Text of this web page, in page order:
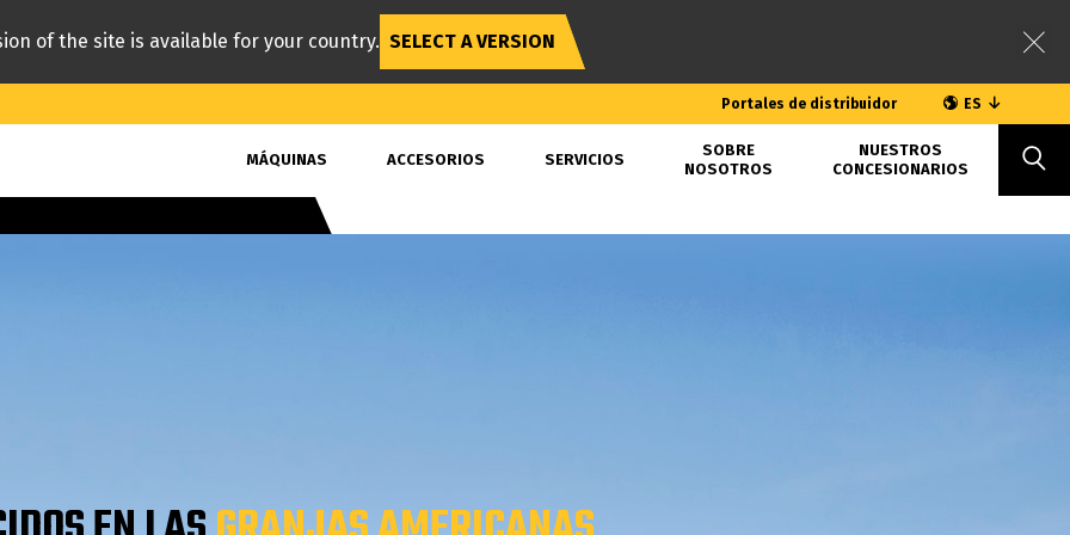
of the site is available for your country. SELECT A VERSION
Portales de distribuidor ES
MÁQUINAS ACCESORIOS SERVICIOS
SOBRE
NOSOTROS
NUESTROS
CONCESIONARIOS